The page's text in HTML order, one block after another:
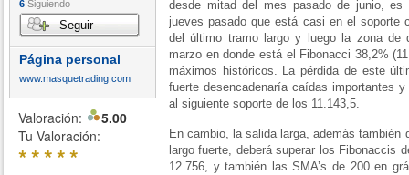
6 Siguiendo
Seguir
Página personal
www.masquetrading.com
Valoración:
5.00
Tu Valoración:
*****
desde mitad del mes pasado de junio,
jueves pasado que está casi en el soporte
del último tramo largo y luego la zona
marzo en donde está el Fibonacci 38,2%
máximos históricos. La pérdida de este
fuerte desencadenaría caídas importantes
al siguiente soporte de los 11.143,5.
En cambio, la salida larga, además también
largo fuerte, deberá superar los Fibonaccis
12.756, y también las SMA’s de 200 en